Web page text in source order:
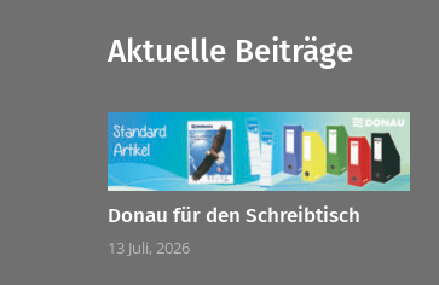
Aktuelle Beiträge
Donau für den Schreibtisch
13 Juli, 2026